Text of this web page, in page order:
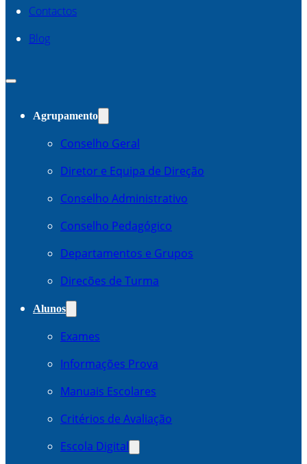
Contactos
Blog
Agrupamento
Conselho Geral
Diretor e Equipa de Direção
Conselho Administrativo
Conselho Pedagógico
Departamentos e Grupos
Direcões de Turma
Alunos
Exames
Informações Prova
Manuais Escolares
Critérios de Avaliação
Escola Digital